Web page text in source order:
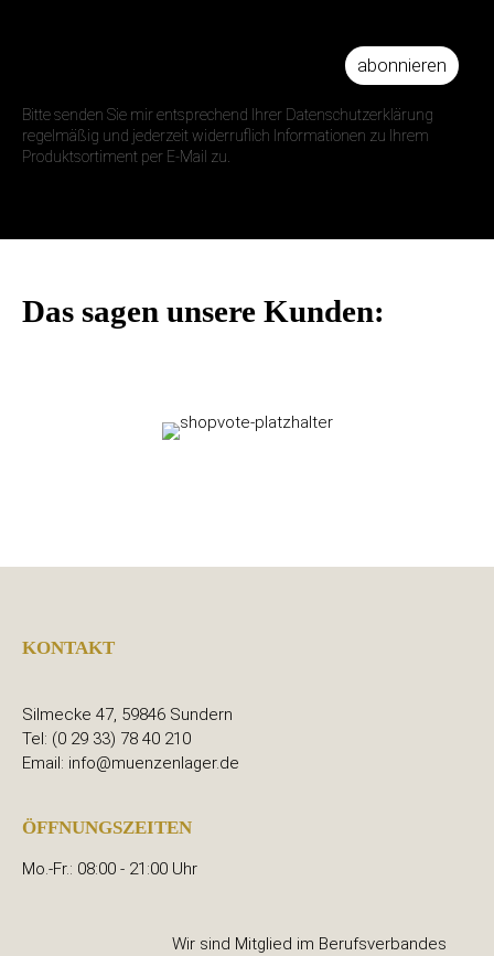
abonnieren
Bitte senden Sie mir entsprechend Ihrer Datenschutzerklärung
regelmäßig und jederzeit widerruflich Informationen zu Ihrem
Produktsortiment per E-Mail zu.
Das sagen unsere Kunden:
KONTAKT
Silmecke 47, 59846 Sundern
Tel: (0 29 33) 78 40 210
Email: info@muenzenlager.de
ÖFFNUNGSZEITEN
Mo.-Fr.: 08:00 - 21:00 Uhr
Wir sind Mitglied im Berufsverbandes